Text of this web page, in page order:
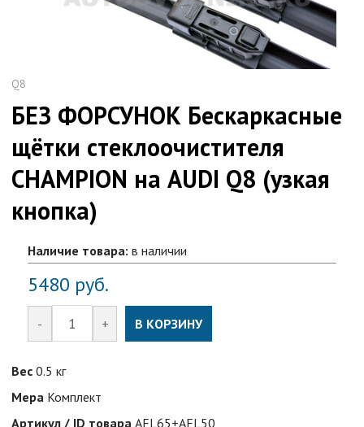
Q8
БЕЗ ФОРСУНОК Бескаркасные
щётки стеклоочистителя
CHAMPION на AUDI Q8 (узкая
кнопка)
Наличие товара: в наличии
5480 руб.
- + В КОРЗИНУ
Вес 0.5 кг
Мера Комплект
Артикул / ID товара AFL65+AFL50